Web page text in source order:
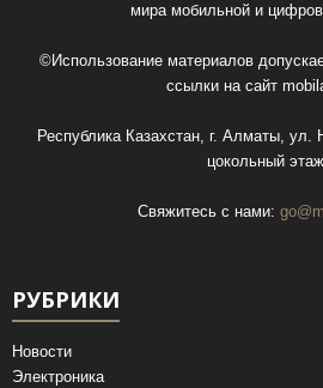
мира мобильной и
©Использование материалов
ссылки на сайт
Республика Казахстан, г. Алматы,
цокольный
Свяжитесь с нами:
РУБРИКИ
Новости
Электроника